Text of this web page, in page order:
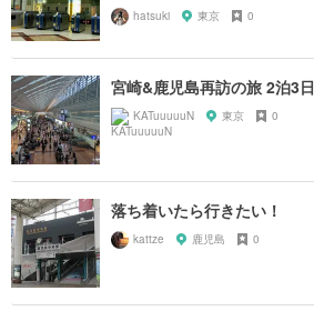
hatsuki 東京 0
宮崎&鹿児島再訪の旅 2泊3日
KATuuuuuN 東京 0
落ち着いたら行きたい！
kattze 鹿児島 0